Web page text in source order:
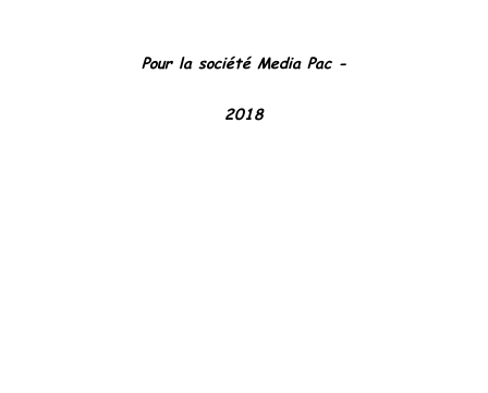
Pour la société Media Pac -
2018